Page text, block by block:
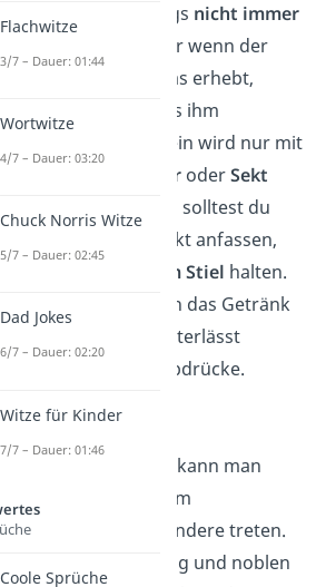
der heute allerdings nicht immer
ist. Nur wenn der
Gastgeber sein Glas erhebt,
sollten die Gäste es ihm
. Allgemein wird nur mit
Wein, Champagner oderSekt
angestoßen. Dabei solltest du
das Glas nicht direkt anfassen,
am Stiel halten.
Sonst erwärmt sich das Getränk
im Glas und du hinterlässt
unschöne Fingerabdrücke.
Beim Suppe essen kann man
geradezu von einem
Fettnäpfchen ins andere treten.
Im Geschäftssetting und noblen
Flachwitze
3/7 – Dauer: 01:44
Wortwitze
4/7 – Dauer: 03:20
Chuck Norris Witze
5/7 – Dauer: 02:45
Dad Jokes
6/7 – Dauer: 02:20
Witze für Kinder
7/7 – Dauer: 01:46
Coole Sprüche